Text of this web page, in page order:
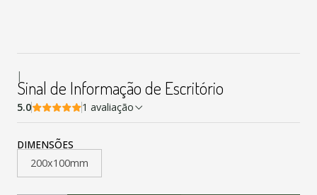
|
Sinal de Informação de Escritório
5.0 1 avaliação
DIMENSÕES
200x100mm